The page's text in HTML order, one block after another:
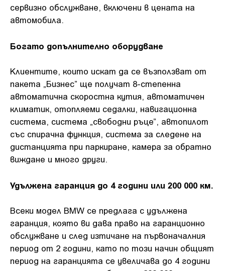
сервизно обслужване, включени в цената на
автомобила.
Богато допълнително оборудване
Клиентите, които искат да се възползват от
пакета „Бизнес” ще получат 8-степенна
автоматична скоростна кутия, автоматичен
климатик, отопляеми седалки, навигационна
система, система „свободни ръце”, автопилот
със спирачна функция, система за следене на
дистанцията при паркиране, камера за обратно
виждане и много други.
Удължена гаранция до 4 години или 200 000 км.
Всеки модел BMW се предлага с удължена
гаранция, която ви дава право на гаранционно
обслужване и след изтичане на първоначалния
период от 2 години, като по този начин общият
период на гаранцията се увеличава до 4 години